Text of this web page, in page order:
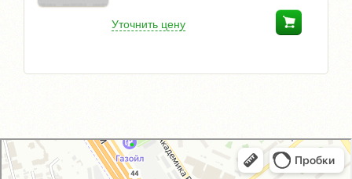
Уточнить цену
GM-City&VAG-Repair
Автосервис, автотехцентр в Москве
Магазин автозапчастей и автотоваров в Москве